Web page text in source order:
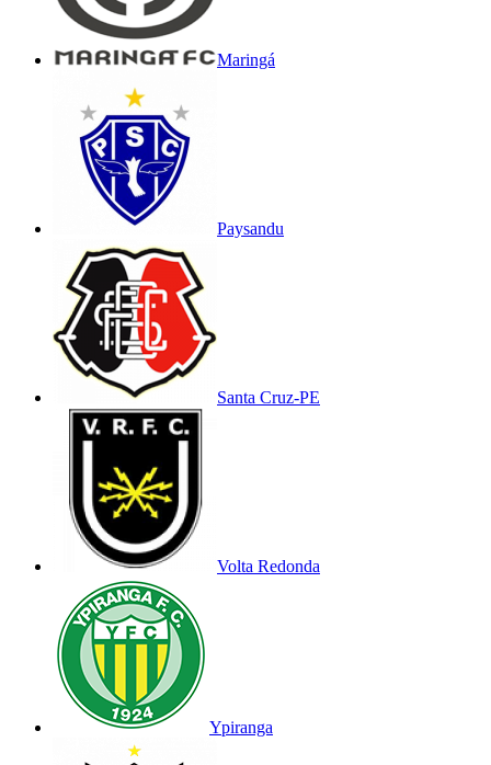
Maringá
Paysandu
Santa Cruz-PE
Volta Redonda
Ypiranga